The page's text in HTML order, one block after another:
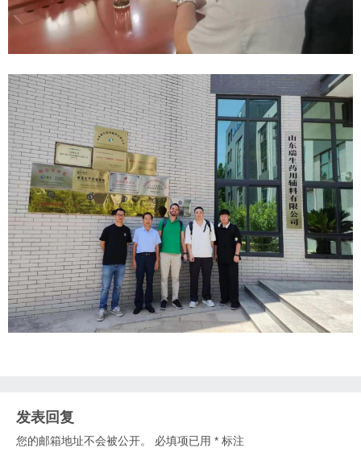
发表回复
您的邮箱地址不会被公开。 必填项已用 * 标注